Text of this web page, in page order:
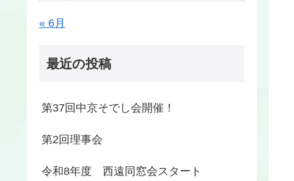
« 6月
最近の投稿
第37回中京そでし会開催！
第2回理事会
令和8年度 西遠同窓会スタート